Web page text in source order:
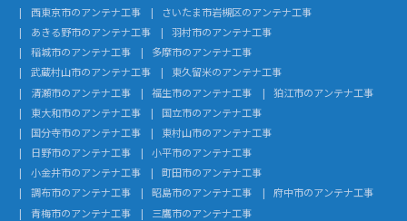
西東京市のアンテナ工事
さいたま市岩槻区のアンテナ工事
あきる野市のアンテナ工事
羽村市のアンテナ工事
稲城市のアンテナ工事
多摩市のアンテナ工事
武蔵村山市のアンテナ工事
東久留米のアンテナ工事
清瀬市のアンテナ工事
福生市のアンテナ工事
狛江市のアンテナ工事
東大和市のアンテナ工事
国立市のアンテナ工事
国分寺市のアンテナ工事
東村山市のアンテナ工事
日野市のアンテナ工事
小平市のアンテナ工事
小金井市のアンテナ工事
町田市のアンテナ工事
調布市のアンテナ工事
昭島市のアンテナ工事
府中市のアンテナ工事
青梅市のアンテナ工事
三鷹市のアンテナ工事